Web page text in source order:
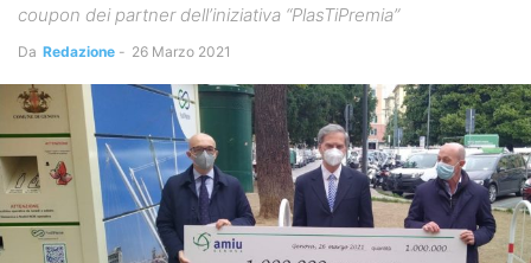
coupon dei partner dell’iniziativa “PlasTiPremia”
Da Redazione - 26 Marzo 2021